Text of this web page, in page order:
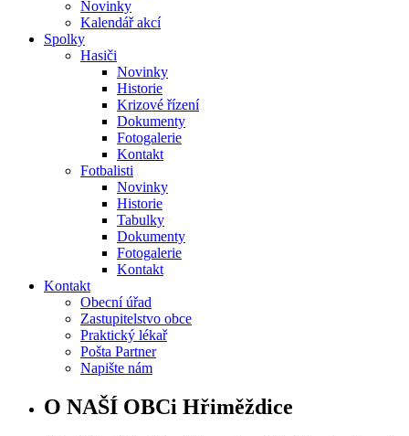
Novinky
Kalendář akcí
Spolky
Hasiči
Novinky
Historie
Krizové řízení
Dokumenty
Fotogalerie
Kontakt
Fotbalisti
Novinky
Historie
Tabulky
Dokumenty
Fotogalerie
Kontakt
Kontakt
Obecní úřad
Zastupitelstvo obce
Praktický lékař
Pošta Partner
Napište nám
O NAŠÍ OBCi Hřiměždice